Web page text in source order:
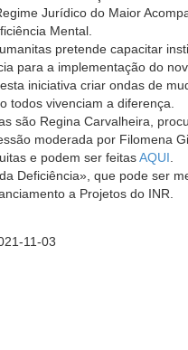
Jurídico do Maior
Mental.
pretende capacitar
para a implementação do
iniciativa criar ondas de
todos vivenciam a diferença.
são Regina Carvalheira,
moderada por Filomena
e podem ser feitasAQUI
Deficiência», que pode ser
a Projetos do INR.
11-03